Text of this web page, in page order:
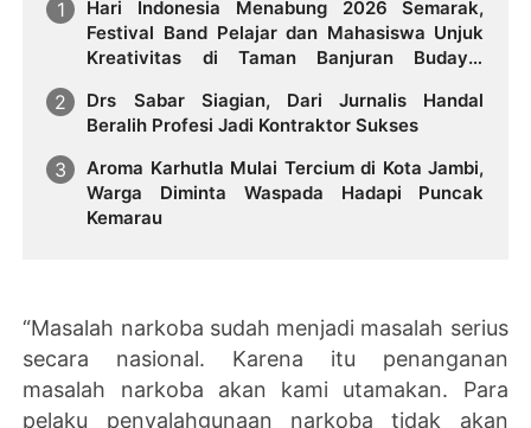
Hari Indonesia Menabung 2026 Semarak,
Festival Band Pelajar dan Mahasiswa Unjuk
Kreativitas di Taman Banjuran Budayo,
Drs Sabar Siagian, Dari Jurnalis Handal
Beralih Profesi Jadi Kontraktor Sukses
Aroma Karhutla Mulai Tercium di Kota Jambi,
Warga Diminta Waspada Hadapi Puncak
Kemarau
“Masalah narkoba sudah menjadi masalah serius
secara nasional. Karena itu penanganan
masalah narkoba akan kami utamakan. Para
pelaku penyalahgunaan narkoba tidak akan